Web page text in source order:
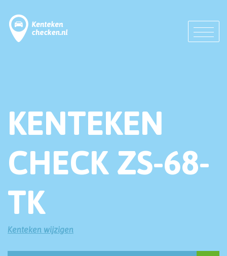
KENTEKEN
CHECK ZS-68-
TK
Kenteken wijzigen